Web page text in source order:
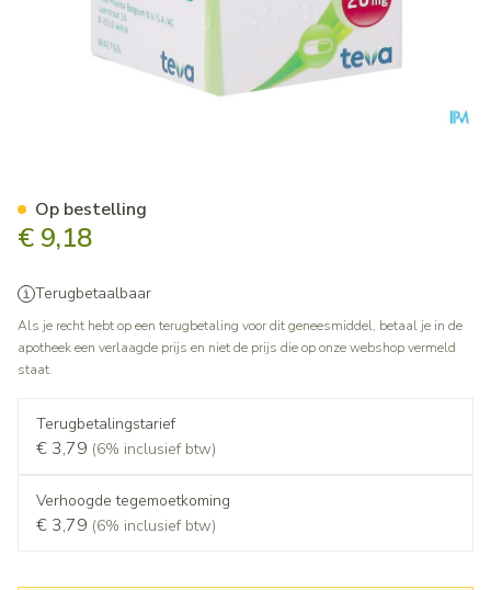
€ 9,18
Terugbetaalbaar
Als je recht hebt op een terugbetaling voor dit geneesmiddel, betaal je in de
apotheek een verlaagde prijs en niet de prijs die op onze webshop vermeld
staat.
Terugbetalingstarief
€ 3,79 (6% inclusief btw)
Verhoogde tegemoetkoming
€ 3,79 (6% inclusief btw)
Op bestelling